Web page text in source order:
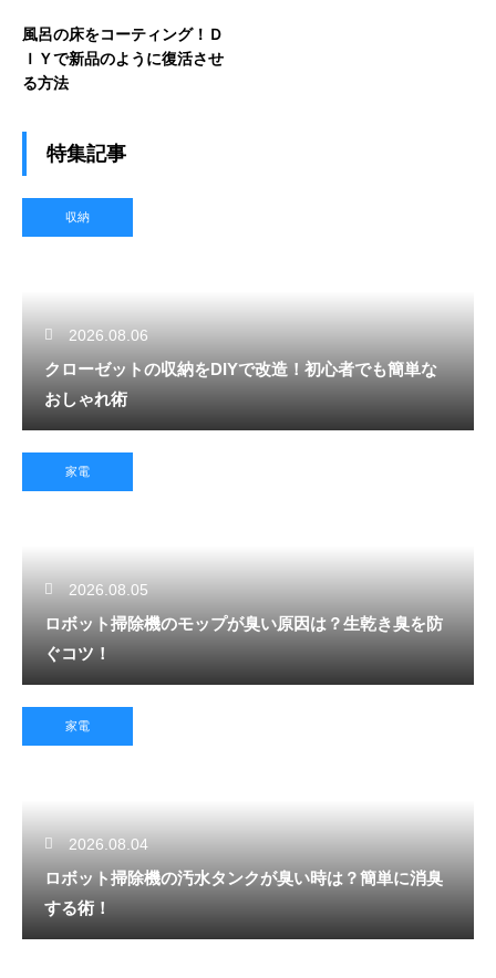
風呂の床をコーティング！Ｄ
ＩＹで新品のように復活させ
る方法
特集記事
収納
2026.08.06
クローゼットの収納をDIYで改造！初心者でも簡単な
おしゃれ術
家電
2026.08.05
ロボット掃除機のモップが臭い原因は？生乾き臭を防
ぐコツ！
家電
2026.08.04
ロボット掃除機の汚水タンクが臭い時は？簡単に消臭
する術！